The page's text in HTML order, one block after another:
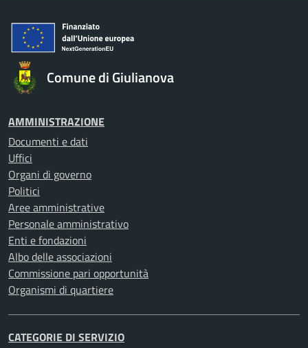
Comune di Giulianova
AMMINISTRAZIONE
Documenti e dati
Uffici
Organi di governo
Politici
Aree amministrative
Personale amministrativo
Enti e fondazioni
Albo delle associazioni
Commissione pari opportunità
Organismi di quartiere
CATEGORIE DI SERVIZIO